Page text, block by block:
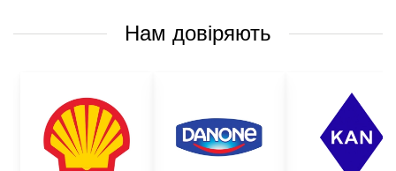
Нам довіряють